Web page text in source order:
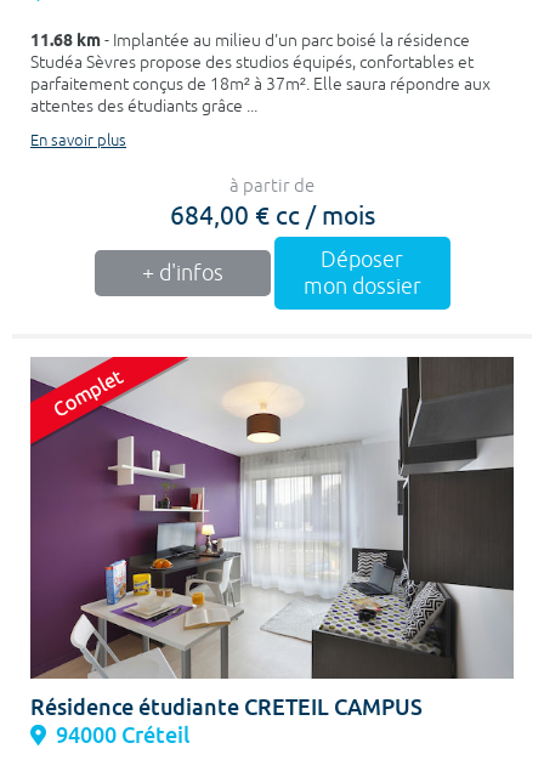
11.68 km- Implantée au milieu d'un parc boisé la résidence
Studéa Sèvres propose des studios équipés, confortables et
parfaitement conçus de 18m² à 37m². Elle saura répondre aux
attentes des étudiants grâce ...
En savoir plus
à partir de
684,00 € cc / mois
+ d'infos
Déposer
mon dossier
Résidence étudiante CRETEIL CAMPUS
94000 Créteil